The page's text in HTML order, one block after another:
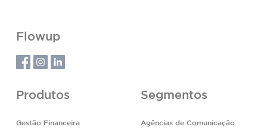
Flowup
Produtos
Gestão Financeira
Segmentos
Agências de Comunicação